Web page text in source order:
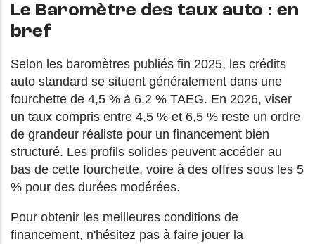
Le Baromètre des taux auto : en
bref
Selon les baromètres publiés fin 2025, les crédits
auto standard se situent généralement dans une
fourchette de 4,5 % à 6,2 % TAEG. En 2026, viser
un taux compris entre 4,5 % et 6,5 % reste un ordre
de grandeur réaliste pour un financement bien
structuré. Les profils solides peuvent accéder au
bas de cette fourchette, voire à des offres sous les 5
% pour des durées modérées.
Pour obtenir les meilleures conditions de
financement, n'hésitez pas à faire jouer la